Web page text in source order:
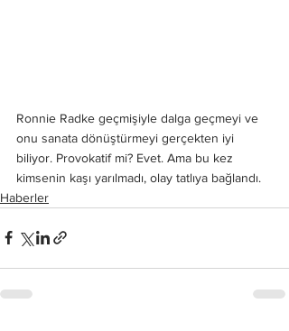
Ronnie Radke geçmişiyle dalga geçmeyi ve
onu sanata dönüştürmeyi gerçekten iyi
biliyor. Provokatif mi? Evet. Ama bu kez
kimsenin kaşı yarılmadı, olay tatlıya bağlandı.
Haberler